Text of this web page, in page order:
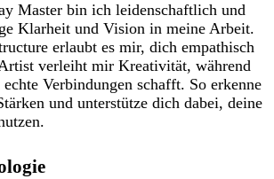
Master bin ich leidenschaftlich und
Klarheit und Vision in meine Arbeit.
erlaubt es mir, dich empathisch
verleiht mir Kreativität, während
Verbindungen schafft. So erkenne
und unterstütze dich dabei, deine